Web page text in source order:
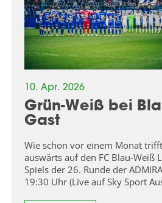
10. Apr. 2026
Grün-Weiß bei
Gast
Wie schon vor einem Monat
auswärts auf den FC Blau-Weiß
Spiels der 26. Runde der
19:30 Uhr (Live auf Sky Sport